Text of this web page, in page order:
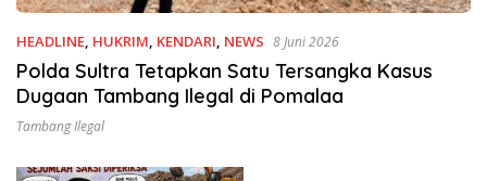
HEADLINE, HUKRIM, KENDARI, NEWS 8 Juni 2026
Polda Sultra Tetapkan Satu Tersangka Kasus
Dugaan Tambang Ilegal di Pomalaa
Tambang Ilegal